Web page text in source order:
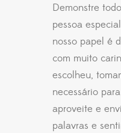
Demonstre
pessoa
nosso papel é
com muito
escolheu,
necessário
aproveite e
palavras e